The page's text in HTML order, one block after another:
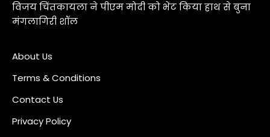
विजय चिंतकायला ने पीएम मोदी को भेंट किया हाथ से बुना
मंगलागिरी शॉल
About Us
Terms & Conditions
Contact Us
Privacy Policy